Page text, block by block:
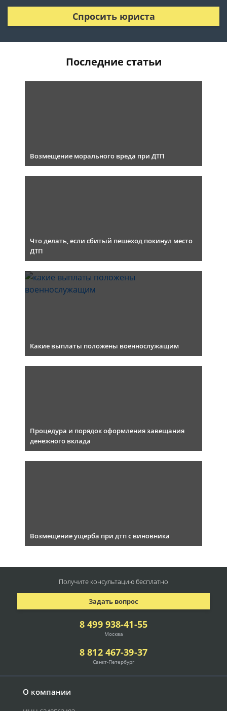
Спросить юриста
Последние статьи
Возмещение морального вреда при ДТП
Что делать, если сбитый пешеход покинул место
ДТП
Какие выплаты положены военнослужащим
Процедура и порядок оформления завещания
денежного вклада
Возмещение ущерба при дтп с виновника
О компании
8 499 938-41-55
Москва
8 812 467-39-37
Санкт-Петербург
Задать вопрос
Получите консультациюбесплатно